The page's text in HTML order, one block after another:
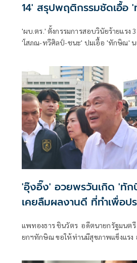
14' สรุปพฤติกรรมชัดเอื้อ
'ผบ.ตร.' ตั้งกรรมการสอบวินัยร้ายแรง
'โสภณ-ทวีศิลป์-ชนะ' ปมเอื้อ 'ทักษิณ'
'อุ๊งอิ๊ง' อวยพรวันเกิด 'ทั
เคยลืมผลงานดี ที่ทำเพื่อปร
แพทองธาร ชินวัตร อดีตนายกรัฐมนต
ยกฯทักษิณ ขอให้ท่านมีสุขภาพแข็งแรง